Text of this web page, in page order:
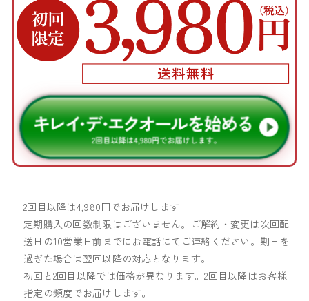
2回目以降は4,980円でお届けします
定期購入の回数制限はございません。ご解約・変更は次回配
送日の10営業日前までにお電話にてご連絡ください。期日を
過ぎた場合は翌回以降の対応となります。
初回と2回目以降では価格が異なります。2回目以降はお客様
指定の頻度でお届けします。